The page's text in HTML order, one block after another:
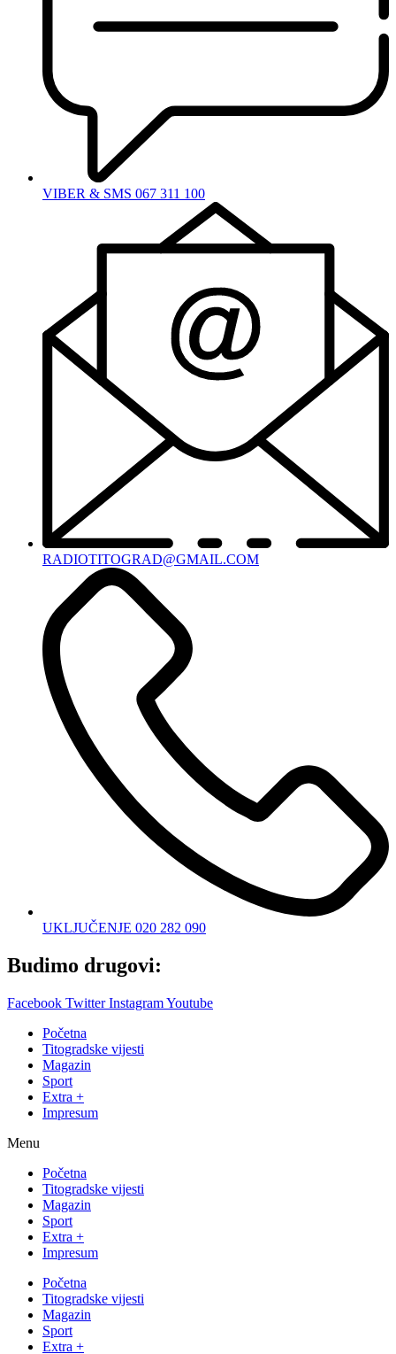
VIBER & SMS 067 311 100
RADIOTITOGRAD@GMAIL.COM
UKLJUČENJE 020 282 090
Budimo drugovi:
Facebook Twitter InstagramYoutube
Početna
Titogradske vijesti
Magazin
Sport
Extra +
Impresum
Menu
Početna
Titogradske vijesti
Magazin
Sport
Extra +
Impresum
Početna
Titogradske vijesti
Magazin
Sport
Extra +